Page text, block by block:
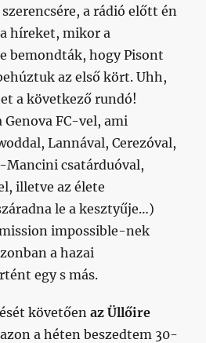
a rádió előtt én
híreket, mikor a
bemondták, hogy Pisont
az első kört. Uhh,
a következő rundó!
Genova FC-vel, ami
Lannával, Cerezóval,
Mancini csatárduóval,
illetve az élete
le a kesztyűje…)
impossible-nek
a hazai
egy s más.
követőenaz Üllőire
a héten beszedtem 30-